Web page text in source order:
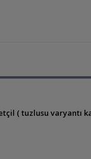
( tuzlusu varyantı